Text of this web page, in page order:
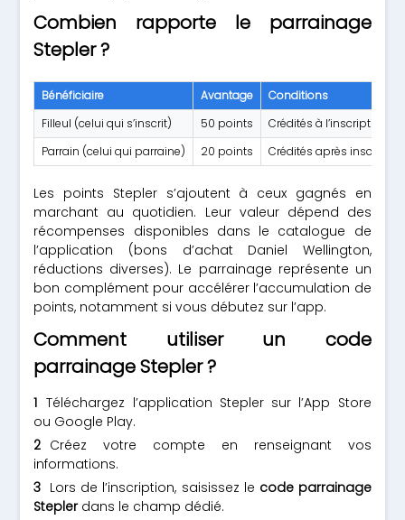
Combien rapporte le parrainage
Stepler ?
Bénéficiaire Avantage
Conditions
Filleul (celui qui s’inscrit)
50 points
Crédités à l’inscription
Parrain (celui qui parraine)
20 points Crédités après
Les points Stepler s’ajoutent à ceux gagnés en
marchant au quotidien. Leur valeur dépend des
récompenses disponibles dans le catalogue de
l’application (bons d’achat Daniel Wellington,
réductions diverses). Le parrainage représente un
bon complément pour accélérer l’accumulation de
points, notamment si vous débutez sur l’app.
Comment utiliser un code
parrainage Stepler ?
Téléchargez l’application Stepler sur l’App Store
ou Google Play.
Créez votre compte en renseignant vos
informations.
Lors de l’inscription, saisissez le code parrainage
Steplerdans le champ dédié.